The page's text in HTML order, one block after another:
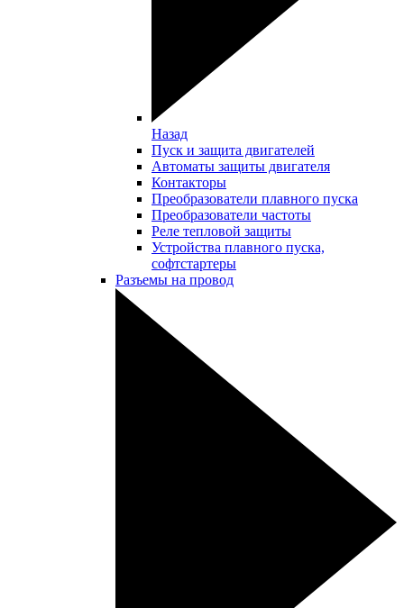
Назад
Пуск и защита двигателей
Автоматы защиты двигателя
Контакторы
Преобразователи плавного пуска
Преобразователи частоты
Реле тепловой защиты
Устройства плавного пуска,
софтстартеры
Разъемы на провод